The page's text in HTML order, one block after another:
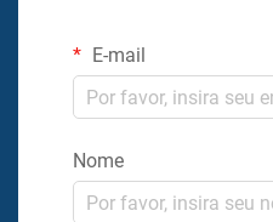
E-mail
Nome